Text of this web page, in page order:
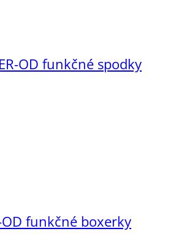
OD funkčné spodky
OD funkčné boxerky